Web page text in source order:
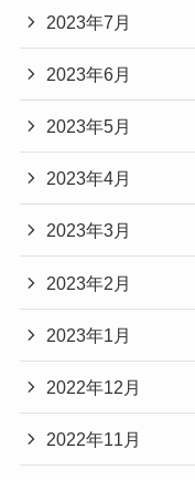
2023年7月
2023年6月
2023年5月
2023年4月
2023年3月
2023年2月
2023年1月
2022年12月
2022年11月